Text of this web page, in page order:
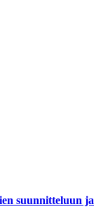
suunnitteluun ja